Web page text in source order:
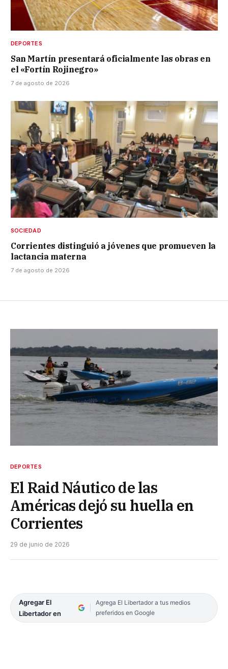
DEPORTES
San Martín presentará oficialmente las obras en
el «Fortín Rojinegro»
7 de agosto de 2026
SOCIEDAD
Corrientes distinguió a jóvenes que promueven la
lactancia materna
7 de agosto de 2026
DEPORTES
El Raid Náutico de las
Américas dejó su huella en
Corrientes
29 de junio de 2026
Agregar El
Libertador en
Agrega El Libertador a tus medios
preferidos en Google